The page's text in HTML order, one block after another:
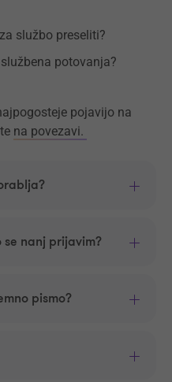
službo preseliti?
potovanja?
pojavijo na
na povezavi.
se nanj prijavim?
pismo?